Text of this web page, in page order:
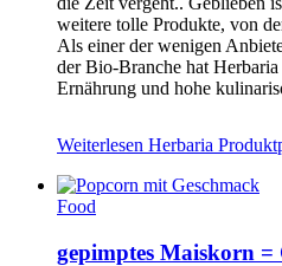
weitere tolle Produkte, von
Als einer der wenigen
der Bio-Branche hat
Ernährung und hohe
Weiterlesen Herbaria
Food
gepimptes Maiskorn